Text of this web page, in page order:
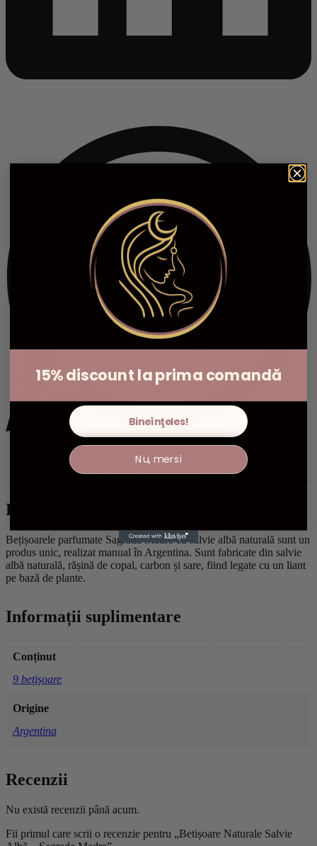
Descriere Recenzii (0)
Descriere
Bețișoarele parfumate Sagrada Madrecu salvie albă naturală sunt un
produs unic, realizat manual în Argentina. Sunt fabricate din salvie
albă naturală, rășină de copal, carbon și sare, fiind legate cu un liant
pe bază de plante.
Informații suplimentare
Conținut
9 bețișoare
Origine
Argentina
Recenzii
Nu există recenzii până acum.
Fii primul care scrii o recenzie pentru „Betișoare Naturale Salvie
15% discount la prima comandă
Bineînţeles!
Nu, mersi